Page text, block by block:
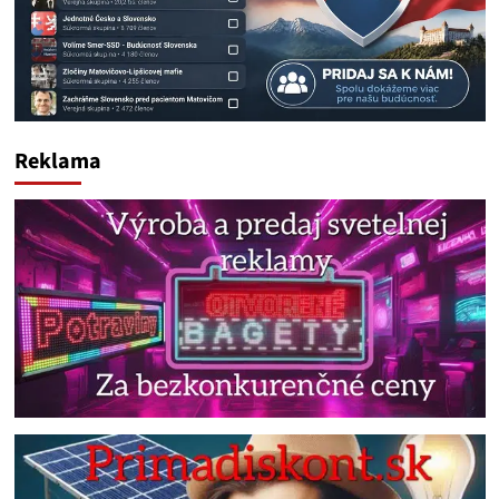
Reklama